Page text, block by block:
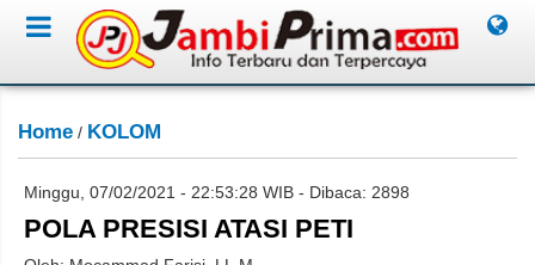
Home / KOLOM
Minggu, 07/02/2021 - 22:53:28 WIB - Dibaca: 2898
POLA PRESISI ATASI PETI